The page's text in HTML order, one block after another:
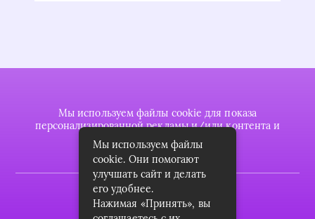
Мы используем файлы cookie для показа
персонализированной рекламы и/или контента и
анализа нашего трафика.
2022 © plasttrubkomplekt.ru
Мы используем файлы
cookie. Они помогают
улучшать сайт и делать
его удобнее.
Нажимая «Принять», вы